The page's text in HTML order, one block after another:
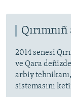
2014 senesi
ve Qara
arbiy
sistemasını